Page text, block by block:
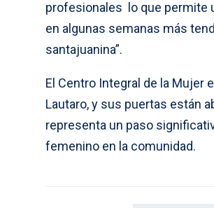
profesionales lo que permite
en algunas semanas más
santajuanina”.
El Centro Integral de la Mujer
Lautaro, y sus puertas están
representa un paso
femenino en la comunidad.